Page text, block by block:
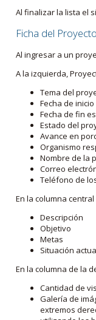
Al finalizar la lista el
Ficha del Proyecto
Al ingresar a un
A la izquierda,
Tema del
Fecha de inicio
Fecha de fin
Estado del
Avance en
Organismo
Nombre de la
Correo
Teléfono de
En la columna
Descripción
Objetivo
Metas
Situación
En la columna de la
Cantidad de
Galería de
extremos